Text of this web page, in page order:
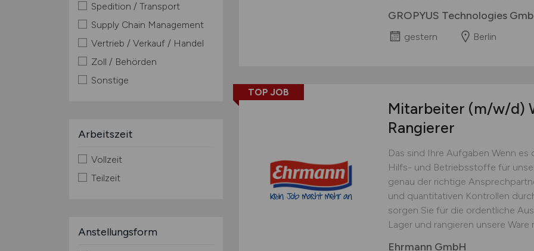
Spedition / Transport
Supply Chain Management
Vertrieb / Verkauf / Handel
Zoll / Behörden
Sonstige
Arbeitszeit
Vollzeit
Teilzeit
Anstellungsform
GROPYUS Technologies
gestern Berlin
TOP JOB
Mitarbeiter (m/w/d)
Rangierer
Das sind Ihre Aufgaben Wenn
Hilfs- und Betriebsstoffe für
genau der richtige
und quantitativen Kontrollen
sorgen Sie für die ordentliche
Lager und rangieren unsere Ware
Ehrmann GmbH